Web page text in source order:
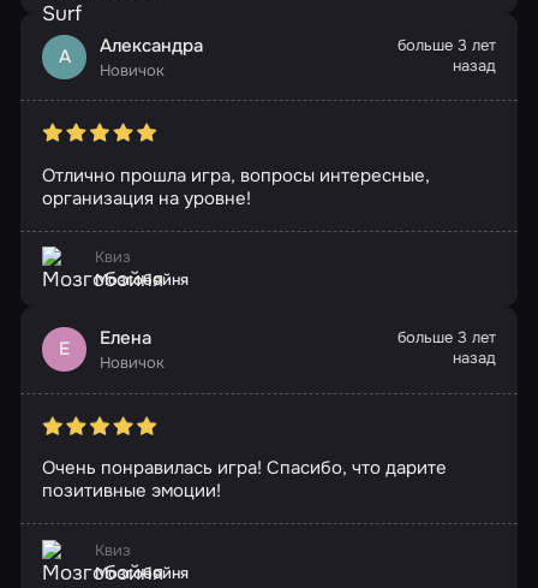
А Александра
Новичок
больше 3 лет
назад
Отлично прошла игра, вопросы интересные,
организация на уровне!
Квиз
Мозгобойня
Е Елена
Новичок
больше 3 лет
назад
Очень понравилась игра! Спасибо, что дарите
позитивные эмоции!
Квиз
Мозгобойня